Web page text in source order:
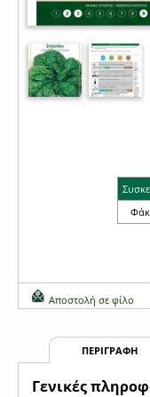
Αποστολή σε φίλο
ΠΕΡΙΓΡΑΦΗ
Γενικές